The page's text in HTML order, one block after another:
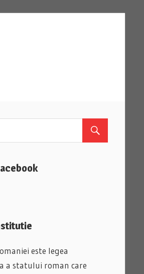
este legea
a statului roman care